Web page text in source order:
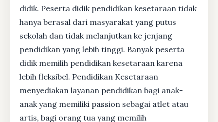
didik. Peserta didik pendidikan kesetaraan tidak
hanya berasal dari masyarakat yang putus
sekolah dan tidak melanjutkan ke jenjang
pendidikan yang lebih tinggi. Banyak peserta
didik memilih pendidikan kesetaraan karena
lebih fleksibel. Pendidikan Kesetaraan
menyediakan layanan pendidikan bagi anak-
anak yang memiliki passion sebagai atlet atau
artis, bagi orang tua yang memilih